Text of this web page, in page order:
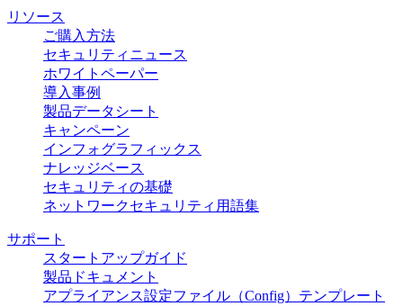
リソース
ご購入方法
セキュリティニュース
ホワイトペーパー
導入事例
製品データシート
キャンペーン
インフォグラフィックス
ナレッジベース
セキュリティの基礎
ネットワークセキュリティ用語集
サポート
スタートアップガイド
製品ドキュメント
アプライアンス設定ファイル（Config）テンプレート